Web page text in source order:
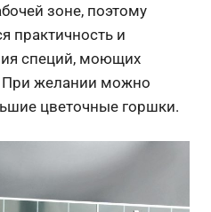
зоне, поэтому
практичность и
специй, моющих
При желании можно
цветочные горшки.